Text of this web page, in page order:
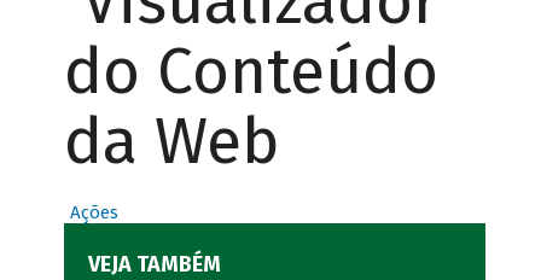
do Conteúdo
da Web
Ações
VEJA TAMBÉM